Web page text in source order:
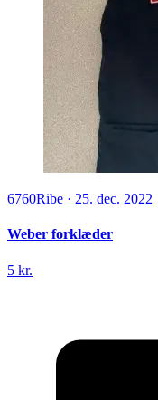
6760Ribe · 25. dec. 2022
Weber forklæder
5 kr.